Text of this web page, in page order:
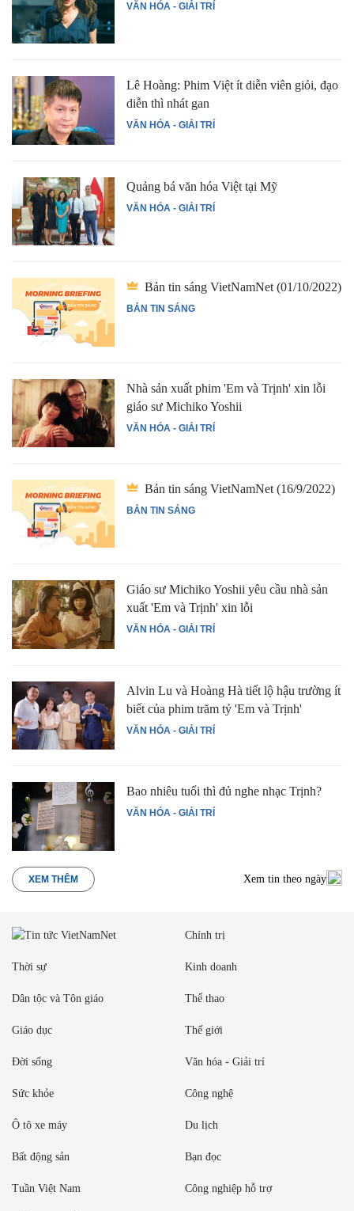
VĂN HÓA - GIẢI TRÍ
VĂN HÓA - GIẢI TRÍ
Lê Hoàng: Phim Việt ít diễn viên giỏi, đạo
diễn thì nhát gan
VĂN HÓA - GIẢI TRÍ
Quảng bá văn hóa Việt tại Mỹ
BẢN TIN SÁNG
Bản tin sáng VietNamNet (01/10/2022)
VĂN HÓA - GIẢI TRÍ
Nhà sản xuất phim 'Em và Trịnh' xin lỗi
giáo sư Michiko Yoshii
BẢN TIN SÁNG
Bản tin sáng VietNamNet (16/9/2022)
VĂN HÓA - GIẢI TRÍ
Giáo sư Michiko Yoshii yêu cầu nhà sản
xuất 'Em và Trịnh' xin lỗi
VĂN HÓA - GIẢI TRÍ
Alvin Lu và Hoàng Hà tiết lộ hậu trường ít
biết của phim trăm tỷ 'Em và Trịnh'
VĂN HÓA - GIẢI TRÍ
Bao nhiêu tuổi thì đủ nghe nhạc Trịnh?
XEM THÊM Xem tin theo ngày
Chính trị
Thời sự Kinh doanh
Dân tộc và Tôn giáo Thể thao
Giáo dục Thế giới
Đời sống Văn hóa - Giải trí
Sức khỏe Công nghệ
Ô tô xe máy Du lịch
Bất động sản Bạn đọc
Tuần Việt Nam Công nghiệp hỗ trợ